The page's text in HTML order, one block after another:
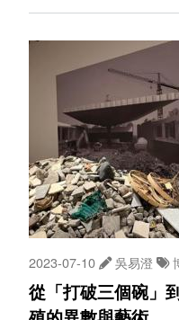
2023-07-10 吳易澄
從「打破三個碗」